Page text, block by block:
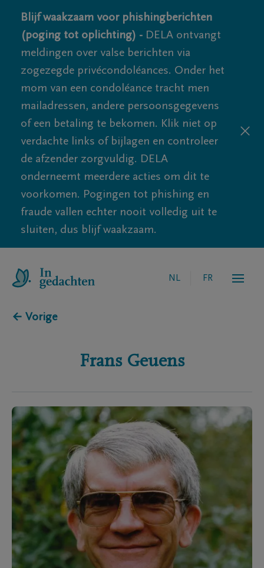
Blijf waakzaam voor phishingberichten
(poging tot oplichting) - DELA ontvangt
meldingen over valse berichten via
zogezegde privécondoléances. Onder het
mom van een condoléance tracht men
mailadressen, andere persoonsgegevens
of een betaling te bekomen. Klik niet op
verdachte links of bijlagen en controleer
de afzender zorgvuldig. DELA
onderneemt meerdere acties om dit te
voorkomen. Pogingen tot phishing en
fraude vallen echter nooit volledig uit te
sluiten, dus blijf waakzaam.
NL FR
← Vorige
Frans Geuens